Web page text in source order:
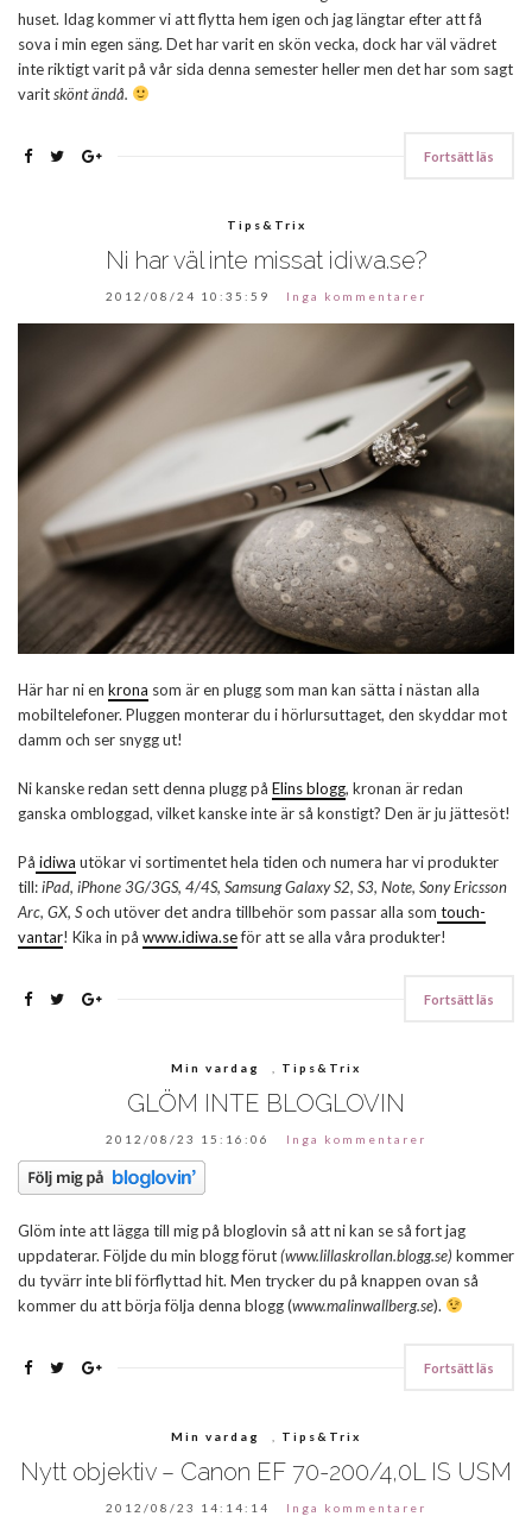
huset. Idag kommer vi att flytta hem igen och jag längtar efter att få
sova i min egen säng. Det har varit en skön vecka, dock har väl vädret
inte riktigt varit på vår sida denna semester heller men det har som sagt
varitskönt ändå.
Fortsätt läs
Tips&Trix
Ni har väl inte missat idiwa.se?
2012/08/24 10:35:59 Inga kommentarer
Här har ni en krona som är en plugg som man kan sätta i nästan alla
mobiltelefoner. Pluggen monterar du i hörlursuttaget, den skyddar mot
damm och ser snygg ut!
Ni kanske redan sett denna plugg på Elins blogg, kronan är redan
ganska ombloggad, vilket kanske inte är så konstigt? Den är ju jättesöt!
På idiwa utökar vi sortimentet hela tiden och numera har vi produkter
till:iPad, iPhone 3G/3GS, 4/4S, Samsung Galaxy S2, S3, Note, Sony Ericsson
Arc, GX, Soch utöver det andra tillbehör som passar alla som touch-
vantar! Kika in på www.idiwa.seför att se alla våra produkter!
Fortsätt läs
Min vardag Tips&Trix
GLÖM INTE BLOGLOVIN
2012/08/23 15:16:06 Inga kommentarer
Glöm inte att lägga till mig på bloglovin så att ni kan se så fort jag
uppdaterar. Följde du min blogg förut(www.lillaskrollan.blogg.se) kommer
du tyvärr inte bli förflyttad hit. Men trycker du på knappen ovan så
kommer du att börja följa denna blogg (www.malinwallberg.se).
Fortsätt läs
Min vardag Tips&Trix
Nytt objektiv – Canon EF 70-200/4,0L IS USM
2012/08/23 14:14:14 Inga kommentarer